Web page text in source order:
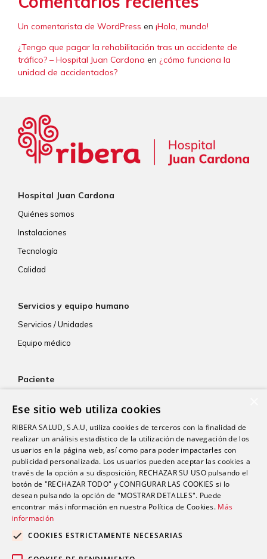
Un comentarista de WordPress en ¡Hola, mundo!
¿Tengo que pagar la rehabilitación tras un accidente de
tráfico? – Hospital Juan Cardona en ¿cómo funciona la
unidad de accidentados?
Hospital Juan Cardona
Quiénes somos
Instalaciones
Tecnología
Calidad
Servicios y equipo humano
Servicios / Unidades
Equipo médico
Paciente
Aseguradoras
Resultados de laboratorio
Consentimiento informado
Paciente internacional
Actualidad
Ese sitio web utiliza cookies
RIBERA SALUD, S.A.U, utiliza cookies de terceros con la finalidad de
realizar un análisis estadístico de la utilización de navegación de los
usuarios en la página web, así como para poder impactarles con
publicidad personalizada. Los usuarios pueden aceptar las cookies a
través de la opción a su disposición, RECHAZAR SU USO pulsando el
botón de "RECHAZAR TODO" y CONFIGURAR LAS COOKIES si lo
desean pulsando la opción de "MOSTRAR DETALLES". Puede
encontrar más información en nuestra Política de Cookies. Más
información
COOKIES ESTRICTAMENTE NECESARIAS